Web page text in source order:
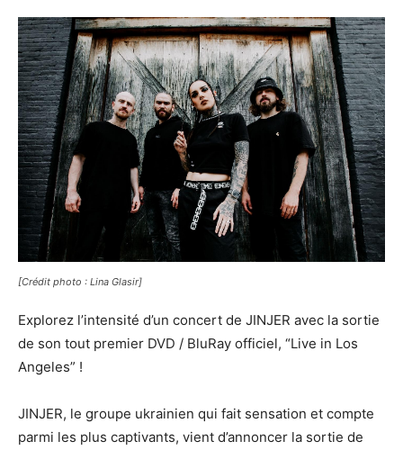
[Crédit photo : Lina Glasir]
Explorez l’intensité d’un concert de JINJER avec la sortie
de son tout premier DVD / BluRay officiel, “Live in Los
Angeles” !
JINJER, le groupe ukrainien qui fait sensation et compte
parmi les plus captivants, vient d’annoncer la sortie de